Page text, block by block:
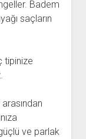
Badem
saçların
tipinize
ve parlak